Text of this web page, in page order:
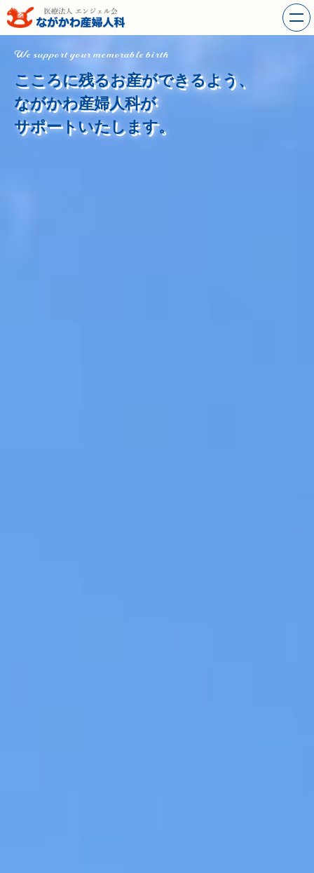
We support your memorable birth
こころに残るお産ができるよう、
ながかわ産婦人科が
サポートいたします。